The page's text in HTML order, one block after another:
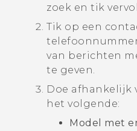
HTC-apparaten & -
Aanmelden
zoek en tik
Tik op een
van berichten
te geven.
Doe afhankelijk
het volgende:
Model met